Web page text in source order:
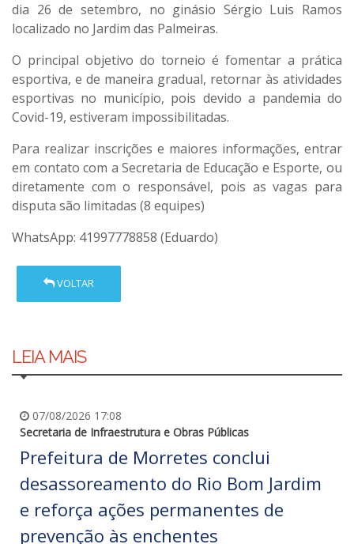
dia 26 de setembro, no ginásio Sérgio Luis Ramos
localizado no Jardim das Palmeiras.
O principal objetivo do torneio é fomentar a prática
esportiva, e de maneira gradual, retornar às atividades
esportivas no município, pois devido a pandemia do
Covid-19, estiveram impossibilitadas.
Para realizar inscrições e maiores informações, entrar
em contato com a Secretaria de Educação e Esporte, ou
diretamente com o responsável, pois as vagas para
disputa são limitadas (8 equipes)
WhatsApp: 41997778858 (Eduardo)
VOLTAR
LEIA MAIS
07/08/2026 17:08
Secretaria de Infraestrutura e Obras Públicas
Prefeitura de Morretes conclui
desassoreamento do Rio Bom Jardim
e reforça ações permanentes de
prevenção às enchentes